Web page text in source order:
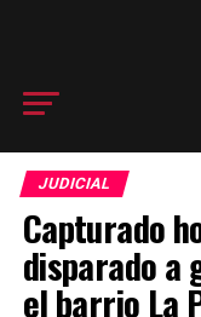
JUDICIAL
Capturado
disparado a
el barrio La